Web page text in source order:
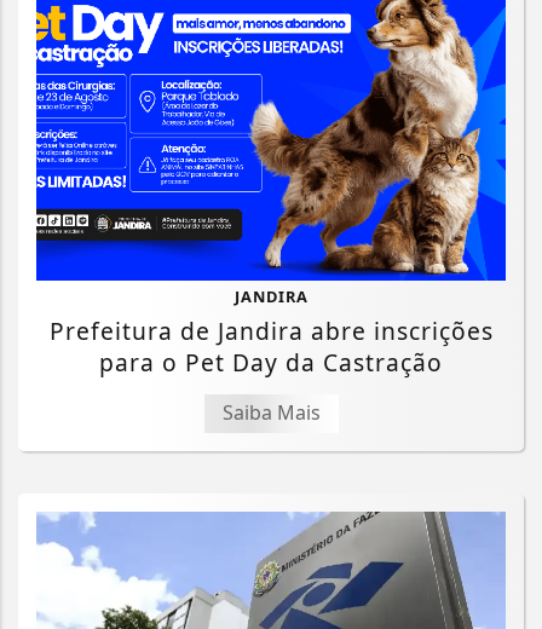
JANDIRA
Prefeitura de Jandira abre inscrições
para o Pet Day da Castração
Saiba Mais